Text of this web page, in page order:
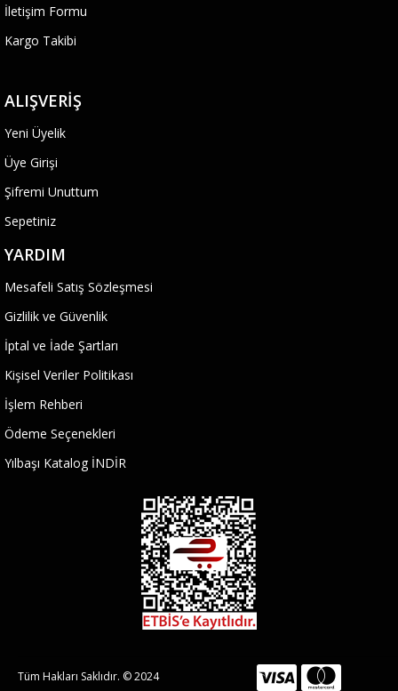
İletişim Formu
Kargo Takibi
ALIŞVERIŞ
Yeni Üyelik
Üye Girişi
Şifremi Unuttum
Sepetiniz
YARDIM
Mesafeli Satış Sözleşmesi
Gizlilik ve Güvenlik
İptal ve İade Şartları
Kişisel Veriler Politikası
İşlem Rehberi
Ödeme Seçenekleri
Yılbaşı Katalog İNDİR
Tüm Hakları Saklıdır. © 2024